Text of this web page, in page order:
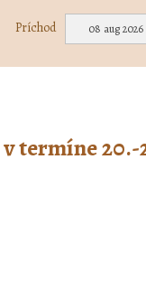
Príchod 08 aug 2026
termíne